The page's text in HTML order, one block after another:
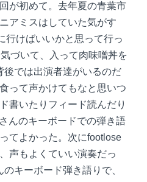
が初めて。去年夏の青葉市
アミスはしていた気がす
行けばいいかと思って行っ
づいて、入って肉味噌丼を
後では出演者達がいるのだ
って声かけてもなと思いつ
書いたりフィード読んだり
んのキーボードでの弾き語
てよかった。次にfootlose
声もよくていい演奏だっ
キーボード弾き語りで、